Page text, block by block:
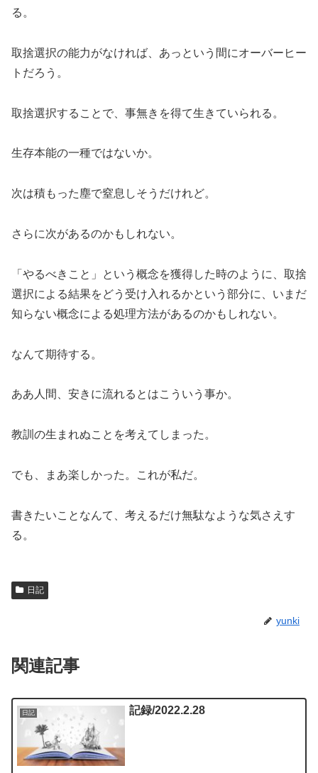
る。
取捨選択の能力がなければ、あっという間にオーバーヒー
トだろう。
取捨選択することで、事無きを得て生きていられる。
生存本能の一種ではないか。
次は積もった塵で窒息しそうだけれど。
さらに次があるのかもしれない。
「やるべきこと」という概念を獲得した時のように、取捨
選択による結果をどう受け入れるかという部分に、いまだ
知らない概念による処理方法があるのかもしれない。
なんて期待する。
ああ人間、安きに流れるとはこういう事か。
教訓の生まれぬことを考えてしまった。
でも、まあ楽しかった。これが私だ。
書きたいことなんて、考えるだけ無駄なような気さえす
る。
日記
yunki
関連記事
日記 記録/2022.2.28